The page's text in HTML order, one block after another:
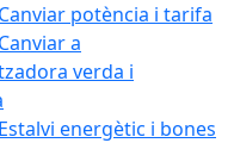
potència i tarifa
a
verda i
energètic i bones